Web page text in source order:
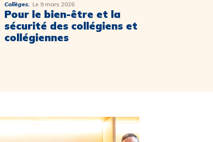
Collèges. Le 9 mars 2026
Pour le bien-être et la
sécurité des collégiens et
collégiennes